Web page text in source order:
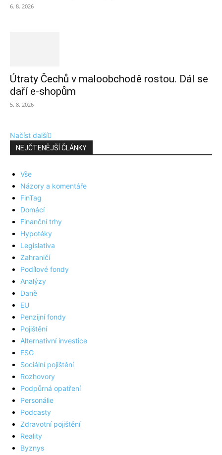
6. 8. 2026
Útraty Čechů v maloobchodě rostou. Dál se
daří e-shopům
5. 8. 2026
Načíst další
NEJČTENĚJŠÍ ČLÁNKY
Vše
Názory a komentáře
FinTag
Domácí
Finanční trhy
Hypotéky
Legislativa
Zahraničí
Podílové fondy
Analýzy
Daně
EU
Penzijní fondy
Pojištění
Alternativní investice
ESG
Sociální pojištění
Rozhovory
Podpůrná opatření
Personálie
Podcasty
Zdravotní pojištění
Reality
Byznys